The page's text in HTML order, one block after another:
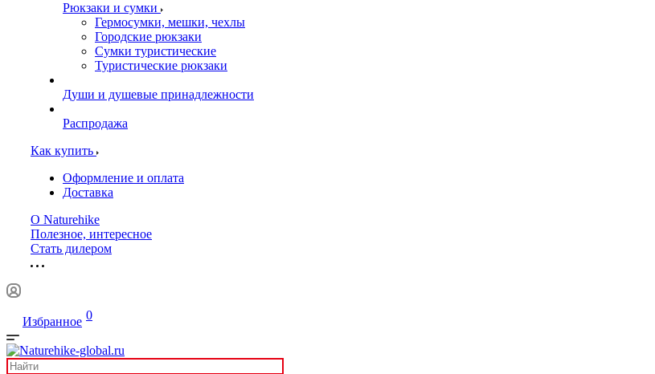
Рюкзаки и сумки
Гермосумки, мешки, чехлы
Городские рюкзаки
Сумки туристические
Туристические рюкзаки
Души и душевые принадлежности
Распродажа
Как купить
Оформление и оплата
Доставка
О Naturehike
Полезное, интересное
Стать дилером
Избранное 0